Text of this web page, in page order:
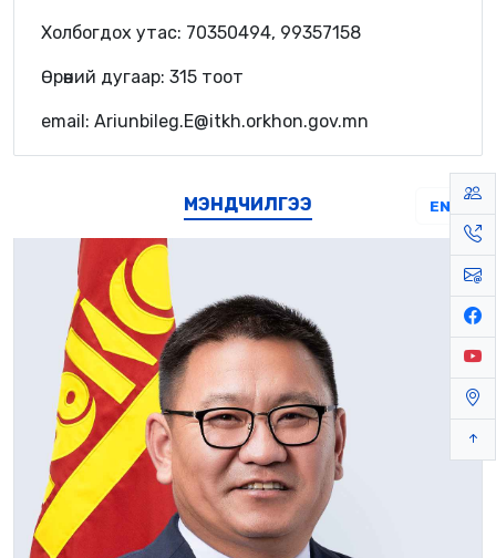
Холбогдох утас: 70350494, 99357158
Өрөөний дугаар: 315 тоот
email: Ariunbileg.E@itkh.orkhon.gov.mn
МЭНДЧИЛГЭЭ EN